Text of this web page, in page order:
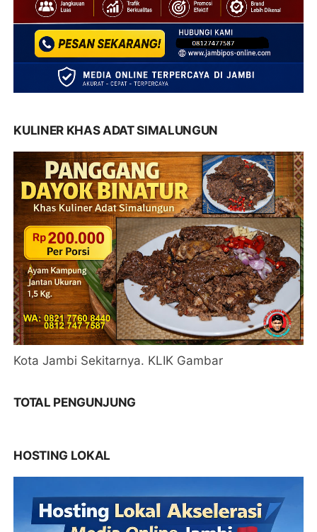
KULINER KHAS ADAT SIMALUNGUN
Kota Jambi Sekitarnya. KLIK Gambar
TOTAL PENGUNJUNG
HOSTING LOKAL